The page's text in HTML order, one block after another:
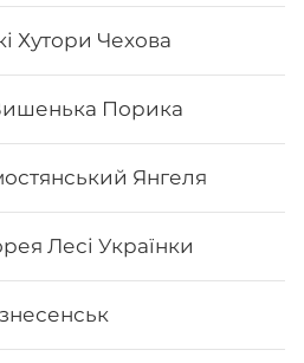
Хутори Чехова
Порика
Янгеля
Лесі Українки
рис, лосось, огірок, авокадо,